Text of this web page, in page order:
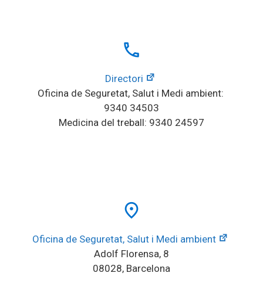
local_phone
Directori
Oficina de Seguretat, Salut i Medi ambient:
9340 34503
Medicina del treball: 9340 24597
place
Oficina de Seguretat, Salut i Medi ambient
Adolf Florensa, 8
08028, Barcelona